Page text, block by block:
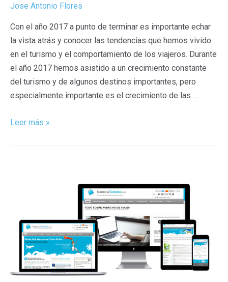
Jose Antonio Flores
Con el año 2017 a punto de terminar es importante echar
la vista atrás y conocer las tendencias que hemos vivido
en el turismo y el comportamiento de los viajeros. Durante
el año 2017 hemos asistido a un crecimiento constante
del turismo y de algunos destinos importantes, pero
especialmente importante es el crecimiento de las …
Leer más »